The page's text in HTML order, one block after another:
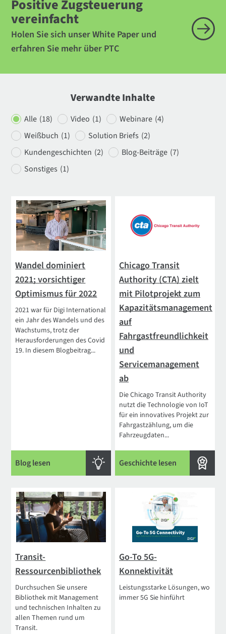
Positive Zugsteuerung
vereinfacht
Holen Sie sich unser White Paper und
erfahren Sie mehr über PTC
Verwandte Inhalte
Alle (18) Video (1) Webinare (4)
Weißbuch (1) Solution Briefs (2)
Kundengeschichten (2) Blog-Beiträge (7)
Sonstiges (1)
Wandel dominiert
2021; vorsichtiger
Optimismus für 2022
2021 war für Digi International
ein Jahr des Wandels und des
Wachstums, trotz der
Herausforderungen des Covid
19. In diesem Blogbeitrag...
Blog lesen
Chicago Transit
Authority (CTA) zielt
mit Pilotprojekt zum
Kapazitätsmanagement
auf
Fahrgastfreundlichkeit
und
Servicemanagement
ab
Die Chicago Transit Authority
nutzt die Technologie von IoT
für ein innovatives Projekt zur
Fahrgastzählung, um die
Fahrzeugdaten...
Geschichte lesen
Transit-
Ressourcenbibliothek
Durchsuchen Sie unsere
Bibliothek mit Management
und technischen Inhalten zu
allen Themen rund um
Transit.
Go-To 5G-
Konnektivität
Leistungsstarke Lösungen, wo
immer 5G Sie hinführt